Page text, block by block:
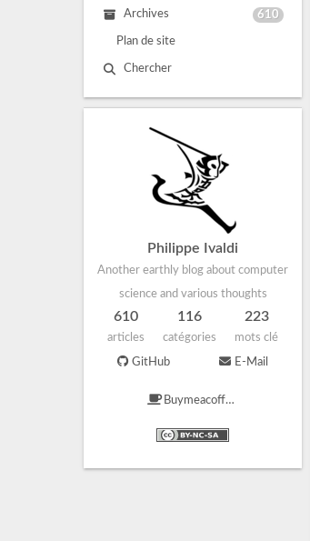
Archives 610
Plan de site
Chercher
Philippe Ivaldi
Another earthly blog about computer
science and various thoughts
610
articles
116
catégories
223
mots clé
GitHub E-Mail
Buymeacoffee